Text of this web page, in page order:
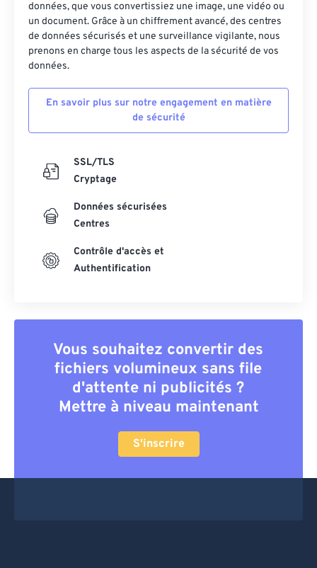
données, que vous convertissiez une image, une vidéo ou
un document. Grâce à un chiffrement avancé, des centres
de données sécurisés et une surveillance vigilante, nous
prenons en charge tous les aspects de la sécurité de vos
données.
En savoir plus sur notre engagement en matière
de sécurité
SSL/TLS
Cryptage
Données sécurisées
Centres
Contrôle d'accès et
Authentification
Vous souhaitez convertir des
fichiers volumineux sans file
d'attente ni publicités ?
Mettre à niveau maintenant
S'inscrire